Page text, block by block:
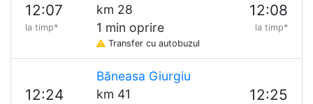
12:07
la timp*
km 28
1 min oprire
Transfer cu autobuzul
12:08
la timp*
12:24
Băneasa Giurgiu
km 41
12:25